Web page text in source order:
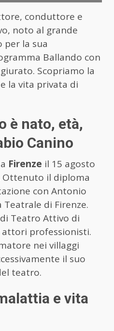
conduttore e
noto al grande
la sua
Ballando con
Scopriamo la
la vita privata di
è nato, età,
Canino
Firenze il 15 agosto
Ottenuto il diploma
con Antonio
di Firenze.
Teatro Attivo di
professionisti.
nei villaggi
il suo
teatro.
e vita